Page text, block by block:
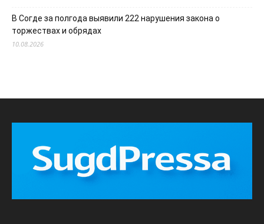
В Согде за полгода выявили 222 нарушения закона о
торжествах и обрядах
10.08.2026